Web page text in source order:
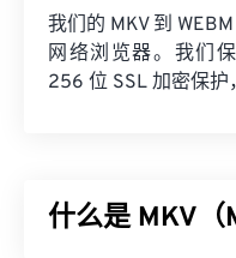
我们的 MKV 到
网络浏览器。我们
256 位 SSL 加密保护
什么是 MKV（